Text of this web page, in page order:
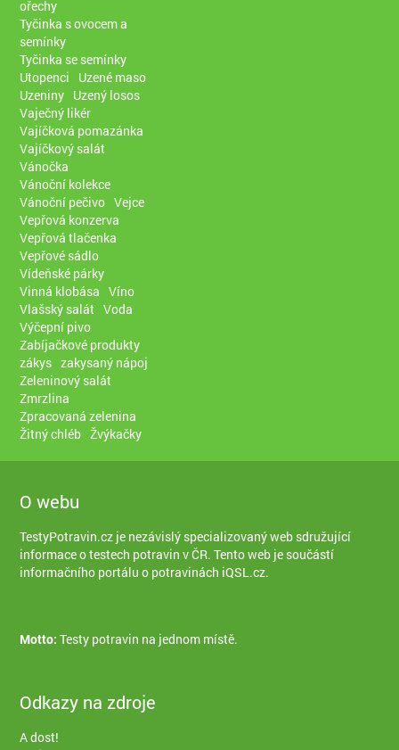
ořechy
Tyčinka s ovocem a
semínky
Tyčinka se semínky
Utopenci
Uzené maso
Uzeniny Uzený losos
Vaječný likér
Vajíčková pomazánka
Vajíčkový salát
Vánočka
Vánoční kolekce
Vánoční pečivo Vejce
Vepřová konzerva
Vepřová tlačenka
Vepřové sádlo
Vídeňské párky
Vinná klobása Víno
Vlašský salát Voda
Výčepní pivo
Zabíjačkové produkty
zákys zakysaný nápoj
Zeleninový salát
Zmrzlina
Zpracovaná zelenina
Žitný chléb Žvýkačky
O webu
TestyPotravin.cz je nezávislý specializovaný web sdružující
informace o testech potravin v ČR. Tento web je součástí
informačního portálu o potravinách iQSL.cz.
Motto: Testy potravin na jednom místě.
Odkazy na zdroje
A dost!